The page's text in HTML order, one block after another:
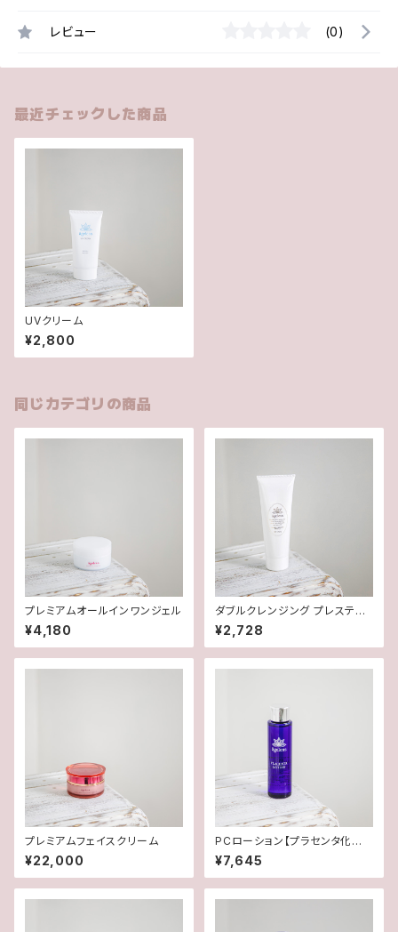
レビュー (0)
最近チェックした商品
UVクリーム
¥2,800
同じカテゴリの商品
プレミアムオールインワンジェル
¥4,180
ダブルクレンジング プレステー
ジ
¥2,728
プレミアムフェイスクリーム
¥22,000
PCローション【プラセンタ化粧
水】
¥7,645